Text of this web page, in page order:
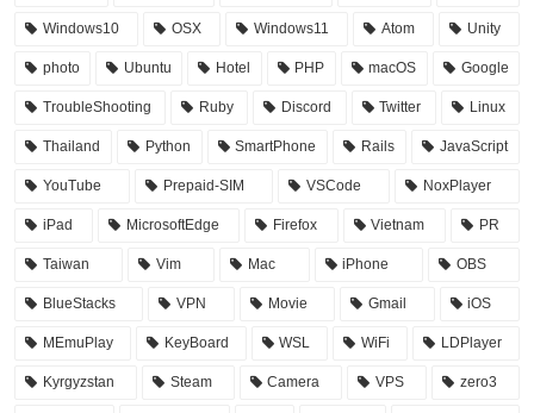
Windows10 OSX Windows11 Atom Unity
photo Ubuntu Hotel PHP macOS Google
TroubleShooting Ruby Discord Twitter Linux
Thailand Python SmartPhone Rails JavaScript
YouTube Prepaid-SIM VSCode NoxPlayer
iPad MicrosoftEdge Firefox Vietnam PR
Taiwan Vim Mac iPhone OBS
BlueStacks VPN Movie Gmail iOS
MEmuPlay KeyBoard WSL WiFi LDPlayer
Kyrgyzstan Steam Camera VPS zero3